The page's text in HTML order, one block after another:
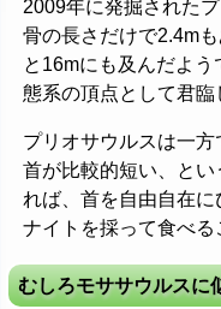
2009年に発掘された
骨の長さだけで2.4m
と16mにも及んだよ
態系の頂点として君臨
プリオサウルスは一方
首が比較的短い、と
れば、首を自由自在
ナイトを採って食べる
むしろモササウルスに